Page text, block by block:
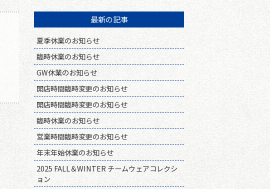
最新の記事
夏季休業のお知らせ
臨時休業のお知らせ
GW休業のお知らせ
開店時間臨時変更のお知らせ
開店時間臨時変更のお知らせ
臨時休業のお知らせ
営業時間臨時変更のお知らせ
年末年始休業のお知らせ
2025 FALL＆WINTER チームウェアコレクシ
ョン